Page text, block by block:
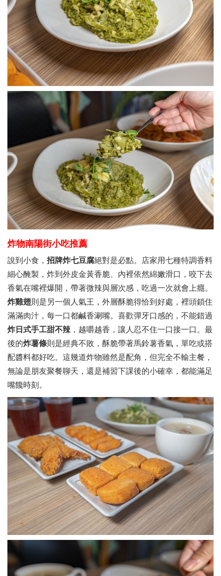
炸物南陽街小吃推薦
說到小食， 招牌炸七豆腐絕對是必點。店家用七種特調香料
細心醃製，炸到外皮金黃香脆、內裡依然綿嫩滑口，咬下去
香氣在嘴裡爆開，帶著微辣與層次感，吃過一次就會上癮。
炸雞翅則是另一個人氣王，外層酥脆得恰到好處，裡頭鎖住
滿滿肉汁，每一口都鹹香涮嘴。喜歡彈牙口感的，不能錯過
炸日式手工甜不辣 ，越嚼越香，讓人忍不住一口接一口。最
後的炸薯條則是經典不敗，酥脆帶著馬鈴薯香氣，單吃或搭
配醬料都好吃。這幾道炸物雖然是配角，但完全不輸主餐，
無論是朋友聚餐聊天，還是補習下課後的小確幸，都能滿足
嘴饞時刻。